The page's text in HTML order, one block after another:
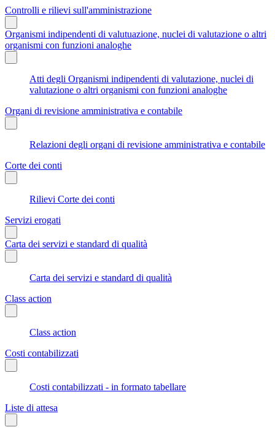
Controlli e rilievi sull'amministrazione
Organismi indipendenti di valutuazione, nuclei di valutazione o altri
organismi con funzioni analoghe
Atti degli Organismi indipendenti di valutazione, nuclei di
valutazione o altri organismi con funzioni analoghe
Organi di revisione amministrativa e contabile
Relazioni degli organi di revisione amministrativa e contabile
Corte dei conti
Rilievi Corte dei conti
Servizi erogati
Carta dei servizi e standard di qualità
Carta dei servizi e standard di qualità
Class action
Class action
Costi contabilizzati
Costi contabilizzati - in formato tabellare
Liste di attesa